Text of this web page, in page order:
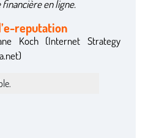
en ligne.
reputation
Koch (Internet Strategy